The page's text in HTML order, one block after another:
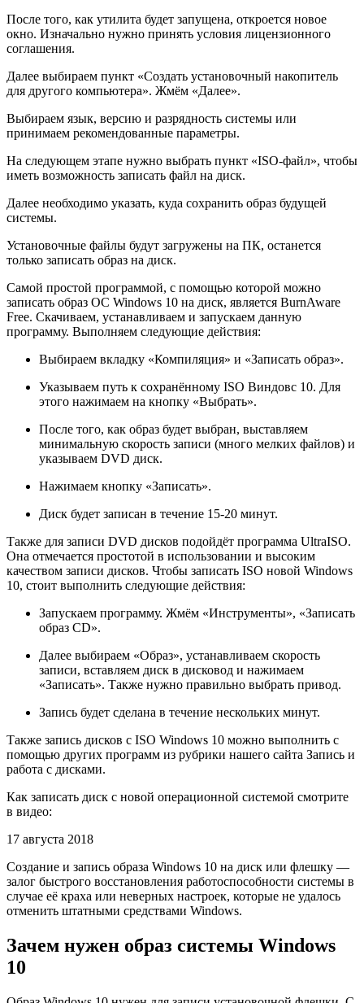
После того, как утилита будет запущена, откроется новое
окно. Изначально нужно принять условия лицензионного
соглашения.
Далее выбираем пункт «Создать установочный накопитель
для другого компьютера». Жмём «Далее».
Выбираем язык, версию и разрядность системы или
принимаем рекомендованные параметры.
На следующем этапе нужно выбрать пункт «ISO-файл», чтобы
иметь возможность записать файл на диск.
Далее необходимо указать, куда сохранить образ будущей
системы.
Установочные файлы будут загружены на ПК, останется
только записать образ на диск.
Самой простой программой, с помощью которой можно
записать образ ОС Windows 10 на диск, является BurnAware
Free. Скачиваем, устанавливаем и запускаем данную
программу. Выполняем следующие действия:
Выбираем вкладку «Компиляция» и «Записать образ».
Указываем путь к сохранённому ISO Виндовс 10. Для
этого нажимаем на кнопку «Выбрать».
После того, как образ будет выбран, выставляем
минимальную скорость записи (много мелких файлов) и
указываем DVD диск.
Нажимаем кнопку «Записать».
Диск будет записан в течение 15-20 минут.
Также для записи DVD дисков подойдёт программа UltraISO.
Она отмечается простотой в использовании и высоким
качеством записи дисков. Чтобы записать ISO новой Windows
10, стоит выполнить следующие действия:
Запускаем программу. Жмём «Инструменты», «Записать
образ CD».
Далее выбираем «Образ», устанавливаем скорость
записи, вставляем диск в дисковод и нажимаем
«Записать». Также нужно правильно выбрать привод.
Запись будет сделана в течение нескольких минут.
Также запись дисков с ISO Windows 10 можно выполнить с
помощью других программ из рубрики нашего сайта Запись и
работа с дисками.
Как записать диск с новой операционной системой смотрите
в видео:
17 августа 2018
Создание и запись образа Windows 10 на диск или флешку —
залог быстрого восстановления работоспособности системы в
случае её краха или неверных настроек, которые не удалось
отменить штатными средствами Windows.
Зачем нужен образ системы Windows
10